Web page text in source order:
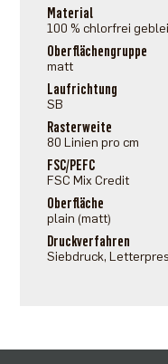
Material
100 % chlorfrei
Oberflächengruppe
matt
Laufrichtung
SB
Rasterweite
80 Linien pro cm
FSC/PEFC
FSC Mix Credit
Oberfläche
plain (matt)
Druckverfahren
Siebdruck,